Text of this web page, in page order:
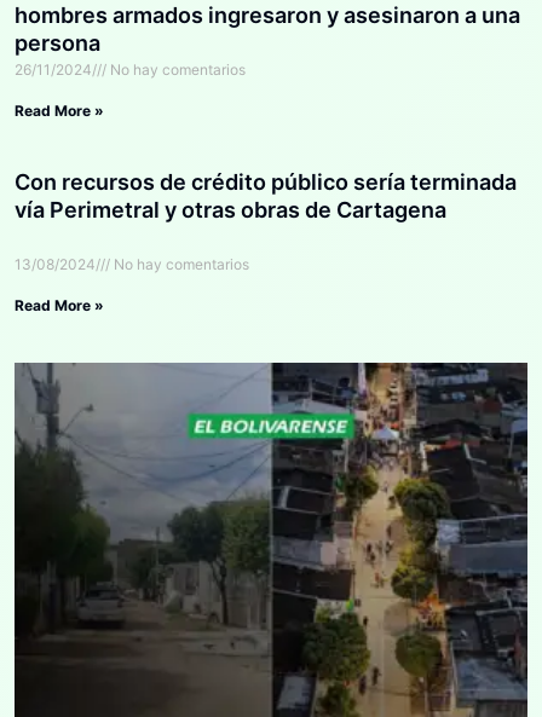
hombres armados ingresaron y asesinaron a una
persona
26/11/2024 No hay comentarios
Read More »
Con recursos de crédito público sería terminada
vía Perimetral y otras obras de Cartagena
13/08/2024 No hay comentarios
Read More »